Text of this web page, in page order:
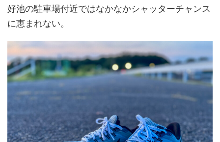
好池の駐車場付近ではなかなかシャッターチャンス
に恵まれない。